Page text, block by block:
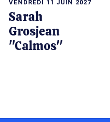
VENDREDI 11 JUIN 2027
Sarah
Grosjean
"Calmos"